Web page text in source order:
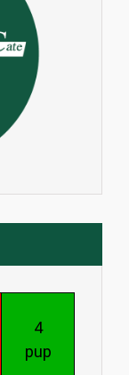
4
pup